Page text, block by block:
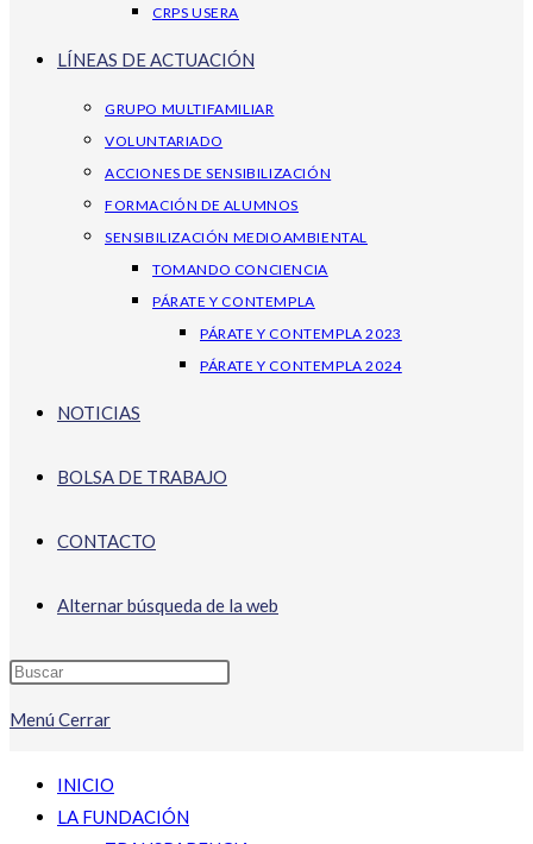
CRPS USERA
LÍNEAS DE ACTUACIÓN
GRUPO MULTIFAMILIAR
VOLUNTARIADO
ACCIONES DE SENSIBILIZACIÓN
FORMACIÓN DE ALUMNOS
SENSIBILIZACIÓN MEDIOAMBIENTAL
TOMANDO CONCIENCIA
PÁRATE Y CONTEMPLA
PÁRATE Y CONTEMPLA 2023
PÁRATE Y CONTEMPLA 2024
NOTICIAS
BOLSA DE TRABAJO
CONTACTO
Alternar búsqueda de la web
Menú Cerrar
INICIO
LA FUNDACIÓN